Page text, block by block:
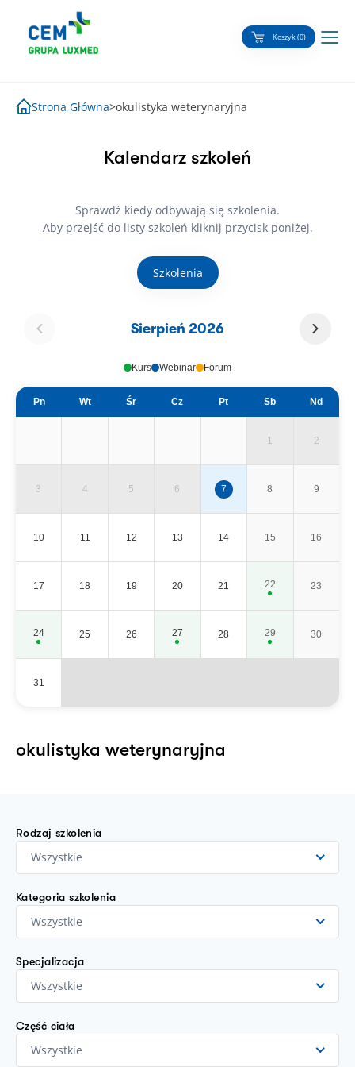
content
Koszyk (0)
Strona Główna>okulistyka weterynaryjna
Kalendarz szkoleń
Sprawdź kiedy odbywają się szkolenia.
Aby przejść do listy szkoleń kliknij przycisk poniżej.
Szkolenia
Sierpień 2026
Kurs Webinar Forum
Pn Wt Śr Cz Pt Sb Nd
1 2
3 4 5 6 7 8 9
10 11 12 13 14 15 16
17 18 19 20 21 22 23
24 25 26 27 28 29 30
31
okulistyka weterynaryjna
Rodzaj szkolenia
Wszystkie
Kategoria szkolenia
Wszystkie
Specjalizacja
Wszystkie
Część ciała
Wszystkie